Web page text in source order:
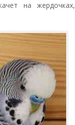
на жердочках,